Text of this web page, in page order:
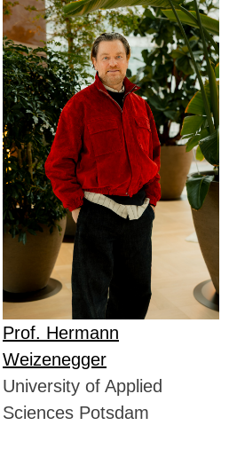
Prof. Hermann
Weizenegger
University of Applied
Sciences Potsdam